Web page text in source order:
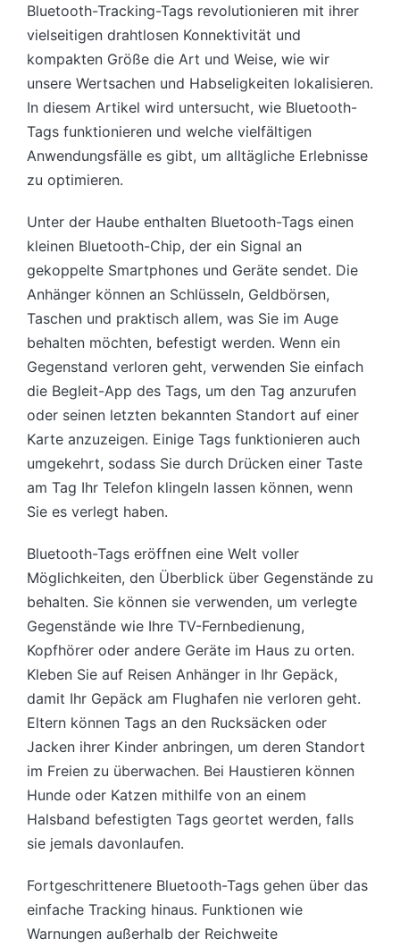
Bluetooth-Tracking-Tags revolutionieren mit ihrer
vielseitigen drahtlosen Konnektivität und
kompakten Größe die Art und Weise, wie wir
unsere Wertsachen und Habseligkeiten lokalisieren.
In diesem Artikel wird untersucht, wie Bluetooth-
Tags funktionieren und welche vielfältigen
Anwendungsfälle es gibt, um alltägliche Erlebnisse
zu optimieren.
Unter der Haube enthalten Bluetooth-Tags einen
kleinen Bluetooth-Chip, der ein Signal an
gekoppelte Smartphones und Geräte sendet. Die
Anhänger können an Schlüsseln, Geldbörsen,
Taschen und praktisch allem, was Sie im Auge
behalten möchten, befestigt werden. Wenn ein
Gegenstand verloren geht, verwenden Sie einfach
die Begleit-App des Tags, um den Tag anzurufen
oder seinen letzten bekannten Standort auf einer
Karte anzuzeigen. Einige Tags funktionieren auch
umgekehrt, sodass Sie durch Drücken einer Taste
am Tag Ihr Telefon klingeln lassen können, wenn
Sie es verlegt haben.
Bluetooth-Tags eröffnen eine Welt voller
Möglichkeiten, den Überblick über Gegenstände zu
behalten. Sie können sie verwenden, um verlegte
Gegenstände wie Ihre TV-Fernbedienung,
Kopfhörer oder andere Geräte im Haus zu orten.
Kleben Sie auf Reisen Anhänger in Ihr Gepäck,
damit Ihr Gepäck am Flughafen nie verloren geht.
Eltern können Tags an den Rucksäcken oder
Jacken ihrer Kinder anbringen, um deren Standort
im Freien zu überwachen. Bei Haustieren können
Hunde oder Katzen mithilfe von an einem
Halsband befestigten Tags geortet werden, falls
sie jemals davonlaufen.
Fortgeschrittenere Bluetooth-Tags gehen über das
einfache Tracking hinaus. Funktionen wie
Warnungen außerhalb der Reichweite